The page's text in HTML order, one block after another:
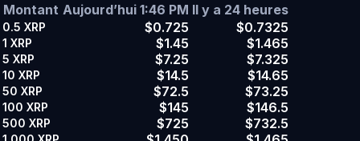
Montant Aujourd’hui 1:46 PM Il y a 24 heures
0.5 XRP $0.725 $0.7325
1 XRP $1.45 $1.465
5 XRP $7.25 $7.325
10 XRP $14.5 $14.65
50 XRP $72.5 $73.25
100 XRP $145 $146.5
500 XRP $725 $732.5